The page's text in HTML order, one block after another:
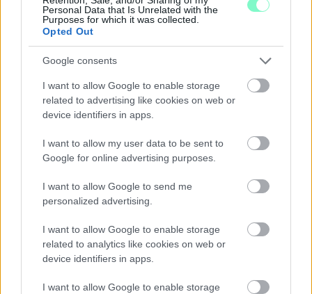
Personal Data that Is Unrelated with the
Purposes for which it was collected.
Opted Out
Google consents
I want to allow Google to enable storage
related to advertising like cookies on web or
device identifiers in apps.
I want to allow my user data to be sent to
Google for online advertising purposes.
I want to allow Google to send me
personalized advertising.
I want to allow Google to enable storage
related to analytics like cookies on web or
device identifiers in apps.
I want to allow Google to enable storage
ÖRÖMHÍR: TÍZ ÉVE NEM VOLT ILYEN ALACSONY AZ
INFLÁCIÓ MAGYARORSZÁGON
Júliusban mindössze 1,2 százalékkal emelkedtek éves
összevetésben a fogyasztói árak, miközben az élelmiszerek ára
már csökkent.